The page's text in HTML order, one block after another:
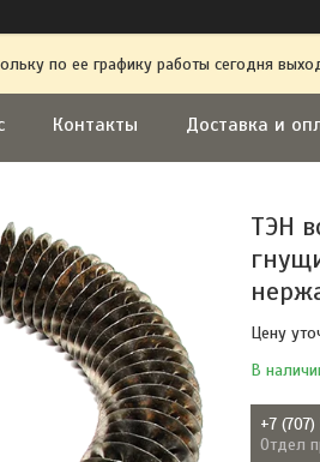
по ее графику работы сегодня
Контакты Доставка и
ТЭН
Цену
В
+7
Отдел